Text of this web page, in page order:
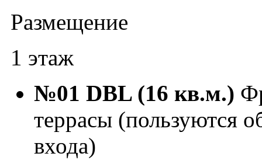
Размещение
1 этаж
№01 DBL (16 кв.м.)
террасы (пользуются
входа)